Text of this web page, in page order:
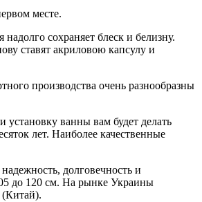
месте.
сохраняет блеск и белизну.
ставят акриловою капсулу и
производства очень разнообразны
ванны вам будет делать
лет. Наиболее качественные
долговечность и
до 120 см. На рынке Украины